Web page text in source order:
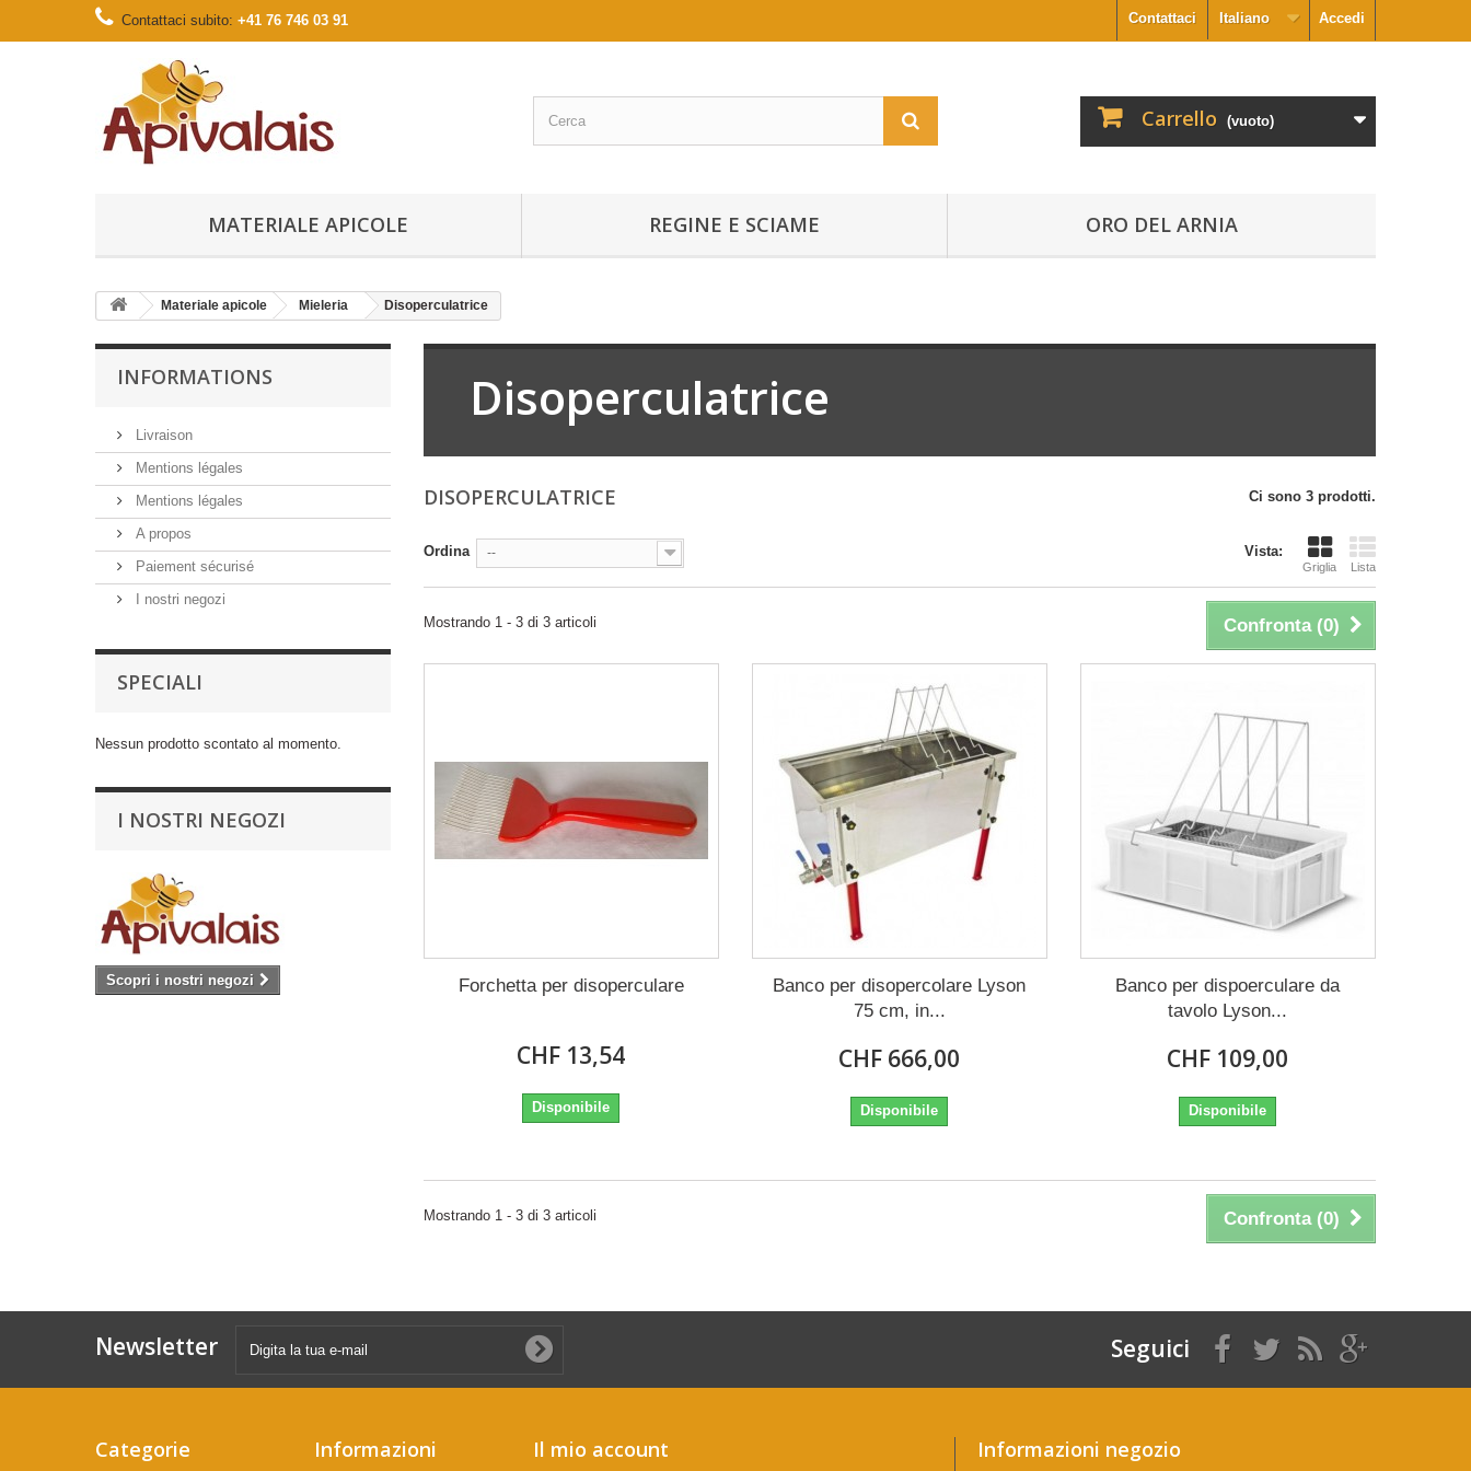
Accedi
Italiano
Contattaci
Contattaci subito: +41 76 746 03 91
Carrello (vuoto)
MATERIALE APICOLE REGINE E SCIAME ORO DEL ARNIA
Materiale apicole Mieleria Disoperculatrice
INFORMATIONS
Livraison
Mentions légales
Mentions légales
A propos
Paiement sécurisé
I nostri negozi
SPECIALI
Nessun prodotto scontato al momento.
I NOSTRI NEGOZI
Scopri i nostri negozi
Disoperculatrice
DISOPERCULATRICE Ci sono 3 prodotti.
Vista:
Griglia Lista
Ordina --
Confronta (0)
Mostrando 1 - 3 di 3 articoli
Forchetta per disoperculare
CHF 13,54
Disponibile
Banco per disopercolare Lyson
75 cm, in...
CHF 666,00
Disponibile
Banco per dispoerculare da
tavolo Lyson...
CHF 109,00
Disponibile
Confronta (0)
Mostrando 1 - 3 di 3 articoli
Newsletter Seguici
Categorie Informazioni Il mio account Informazioni negozio